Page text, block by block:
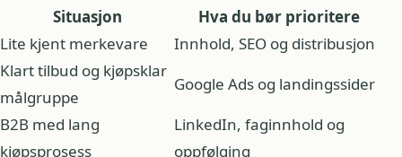
Situasjon
Hva du bør prioritere
Lite kjent merkevare
Innhold, SEO og distribusjon
Klart tilbud og kjøpsklar
målgruppe
Google Ads og landingssider
B2B med lang
kjøpsprosess
LinkedIn, faginnhold og
oppfølging